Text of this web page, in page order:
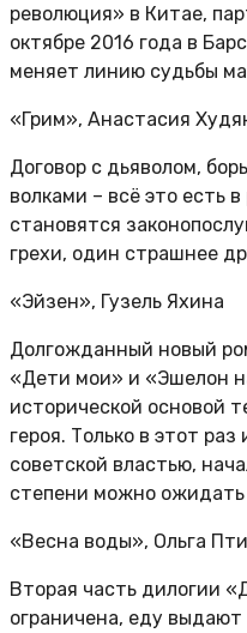
революция» в Китае,
октябре 2016 года в
меняет линию судьбы
«Грим», Анастасия
Договор с дьяволом,
волками – всё это есть
становятся
грехи, один страшнее
«Эйзен», Гузель Яхина
Долгожданный новый
«Дети мои» и «Эшелон
исторической основой
героя. Только в этот
советской властью,
степени можно ожидать
«Весна воды», Ольга
Вторая часть дилогии
ограничена, еду